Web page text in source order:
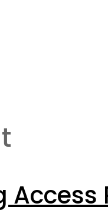
Access